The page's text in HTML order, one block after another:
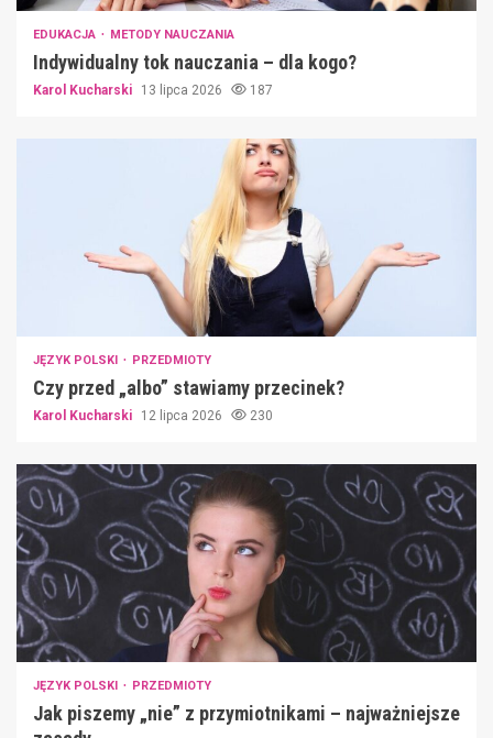
EDUKACJA METODY NAUCZANIA
Indywidualny tok nauczania – dla kogo?
Karol Kucharski 13 lipca 2026 187
JĘZYK POLSKI PRZEDMIOTY
Czy przed „albo” stawiamy przecinek?
Karol Kucharski 12 lipca 2026 230
JĘZYK POLSKI PRZEDMIOTY
Jak piszemy „nie” z przymiotnikami – najważniejsze